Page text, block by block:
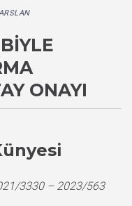
ONAYI
3330 – 2023/563